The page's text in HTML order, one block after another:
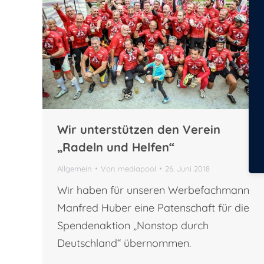
Wir unterstützen den Verein
„Radeln und Helfen“
Allgemein Von mediapool 26. Juni 2018
Wir haben für unseren Werbefachmann
Manfred Huber eine Patenschaft für die
Spendenaktion „Nonstop durch
Deutschland“ übernommen.